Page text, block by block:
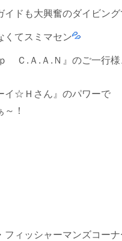
イドも大興奮のダイビン
くてスミマセン
Ｃ.Ａ.Ａ.Ｎ』のご一行様
イ☆Ｈさん』のパワーで
！
フィッシャーマンズコー